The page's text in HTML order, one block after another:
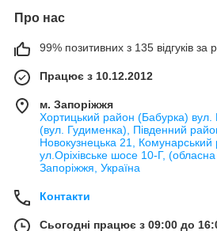
Про нас
99% позитивних з 135 відгуків за
Працює з 10.12.2012
м. Запоріжжя
Хортицький район (Бабурка) вул.
(вул. Гудименка), Південний
Новокузнецька 21,
ул.Оріхівське шосе 10-Г,
Запоріжжя, Україна
Контакти
Сьогодні працює з 09:00 до